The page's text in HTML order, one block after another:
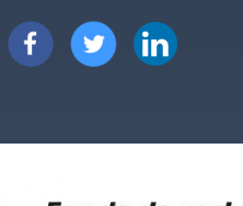
Image Image Image